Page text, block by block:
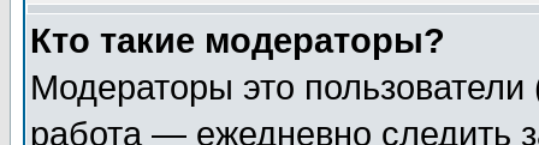
Кто такие модераторы?
Модераторы это
работа — ежедневно следить